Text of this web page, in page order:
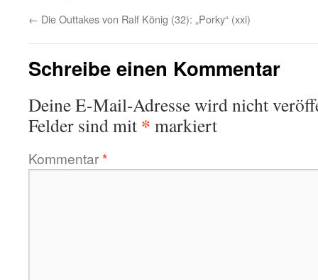
← Die Outtakes von Ralf König (32): „Porky“ (xxi)
Schreibe einen Kommentar
Deine E-Mail-Adresse wird nicht
Felder sind mit * markiert
Kommentar*